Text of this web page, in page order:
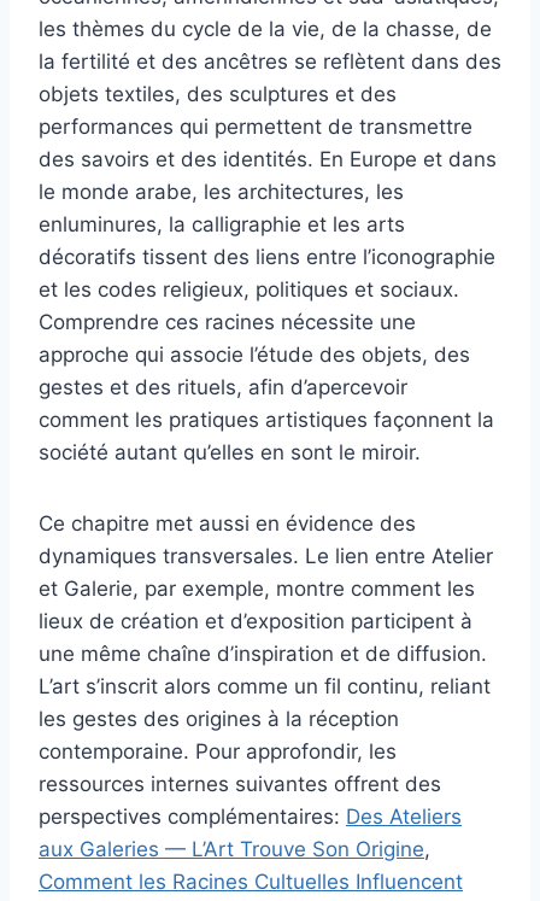
les thèmes du cycle de la vie, de la chasse, de
la fertilité et des ancêtres se reflètent dans des
objets textiles, des sculptures et des
performances qui permettent de transmettre
des savoirs et des identités. En Europe et dans
le monde arabe, les architectures, les
enluminures, la calligraphie et les arts
décoratifs tissent des liens entre l’iconographie
et les codes religieux, politiques et sociaux.
Comprendre ces racines nécessite une
approche qui associe l’étude des objets, des
gestes et des rituels, afin d’apercevoir
comment les pratiques artistiques façonnent la
société autant qu’elles en sont le miroir.
Ce chapitre met aussi en évidence des
dynamiques transversales. Le lien entre Atelier
et Galerie, par exemple, montre comment les
lieux de création et d’exposition participent à
une même chaîne d’inspiration et de diffusion.
L’art s’inscrit alors comme un fil continu, reliant
les gestes des origines à la réception
contemporaine. Pour approfondir, les
ressources internes suivantes offrent des
perspectives complémentaires: Des Ateliers
aux Galeries — L’Art Trouve Son Origine,
Comment les Racines Cultuelles Influencent